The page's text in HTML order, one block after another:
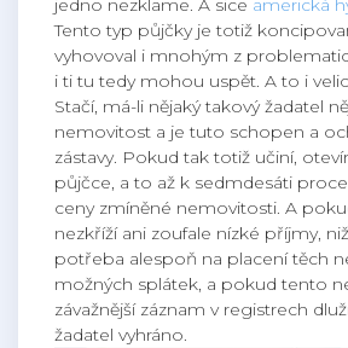
jedno nezklame. A sice americká
Tento typ půjčky je totiž
vyhovoval i mnohým z
i ti tu tedy mohou uspět. A to i
Stačí, má-li nějaký takový žadatel
nemovitost a je tuto schopen a
zástavy. Pokud tak totiž učiní,
půjčce, a to až k sedmdesáti
ceny zmíněné nemovitosti. A
nezkříží ani zoufale nízké příjmy,
potřeba alespoň na placení těch
možných splátek, a pokud tento
závažnější záznam v registrech
žadatel vyhráno.